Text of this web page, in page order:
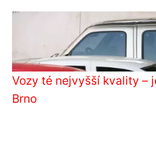
Vozy té nejvyšší kvality –
Brno